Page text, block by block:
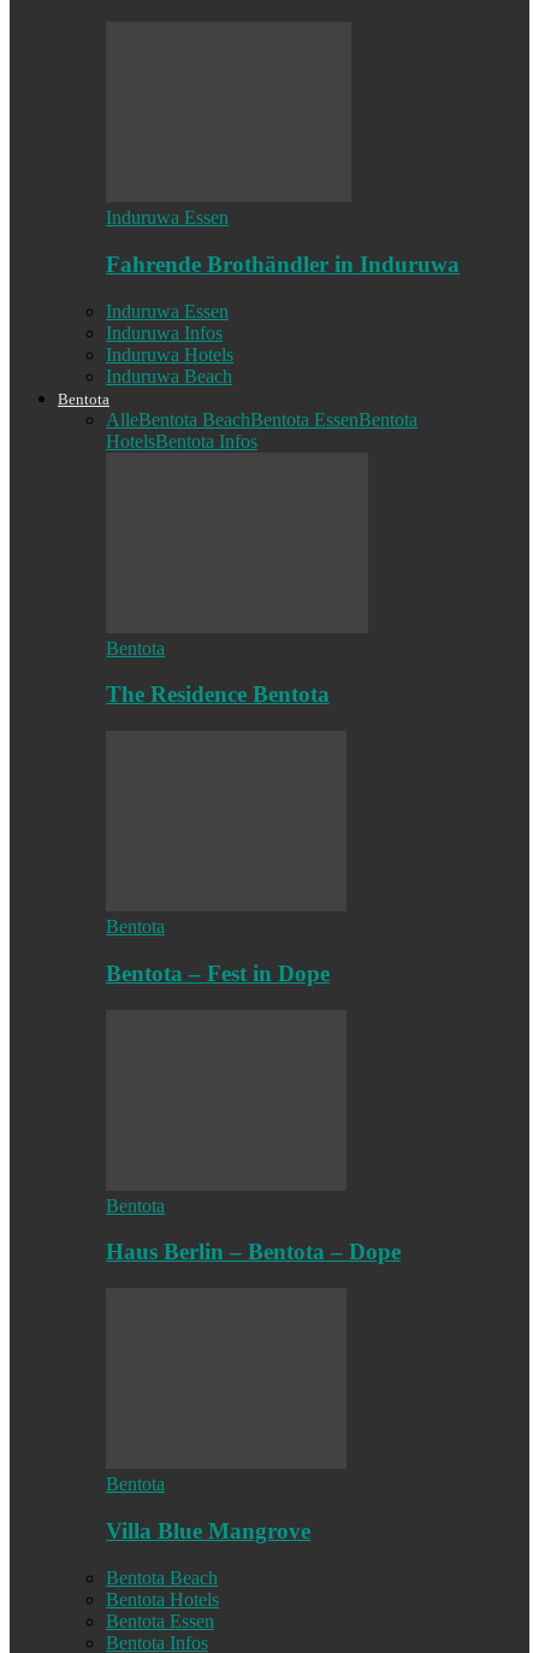
Induruwa Essen
Fahrende Brothändler in Induruwa
Induruwa Essen
Induruwa Infos
Induruwa Hotels
Induruwa Beach
Bentota
AlleBentota BeachBentota EssenBentota
HotelsBentota Infos
Bentota
The Residence Bentota
Bentota
Bentota – Fest in Dope
Bentota
Haus Berlin – Bentota – Dope
Bentota
Villa Blue Mangrove
Bentota Beach
Bentota Hotels
Bentota Essen
Bentota Infos